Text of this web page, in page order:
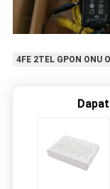
4FE 2TEL GPON ONU